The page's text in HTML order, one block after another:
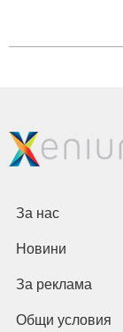
За нас
Новини
За реклама
Общи условия